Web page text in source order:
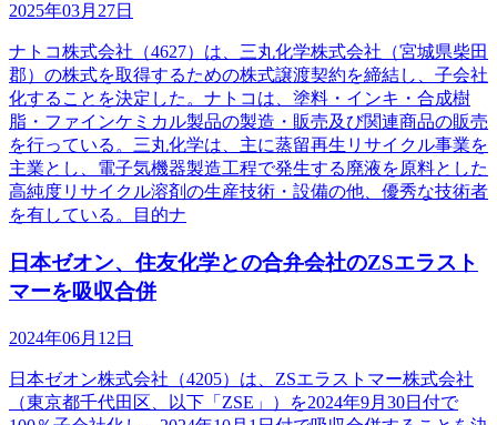
2025年03月27日
ナトコ株式会社（4627）は、三丸化学株式会社（宮城県柴田
郡）の株式を取得するための株式譲渡契約を締結し、子会社
化することを決定した。ナトコは、塗料・インキ・合成樹
脂・ファインケミカル製品の製造・販売及び関連商品の販売
を行っている。三丸化学は、主に蒸留再生リサイクル事業を
主業とし、電子気機器製造工程で発生する廃液を原料とした
高純度リサイクル溶剤の生産技術・設備の他、優秀な技術者
を有している。目的ナ
日本ゼオン、住友化学との合弁会社のZSエラスト
マーを吸収合併
2024年06月12日
日本ゼオン株式会社（4205）は、ZSエラストマー株式会社
（東京都千代田区、以下「ZSE」）を2024年9月30日付で